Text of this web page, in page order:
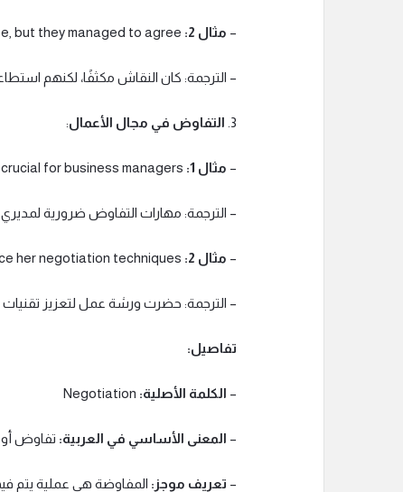
– مثال 2:
– الترجمة: كان النقاش مكثفًا، لكنهم
3. التفاوض في مجال الأعمال:
– مثال 1:
– الترجمة: مهارات التفاوض ضرورية لمديري
– مثال 2:
– الترجمة: حضرت ورشة عمل لتعزيز تقنيات
تفاصيل:
– الكلمة الأصلية:
– المعنى الأساسي في العربية: تفاوض
– تعريف موجز: المفاوضة هي عملية يتم